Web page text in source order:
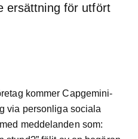
ersättning för utfört
kommer Capgemini-
via personliga sociala
meddelanden som: